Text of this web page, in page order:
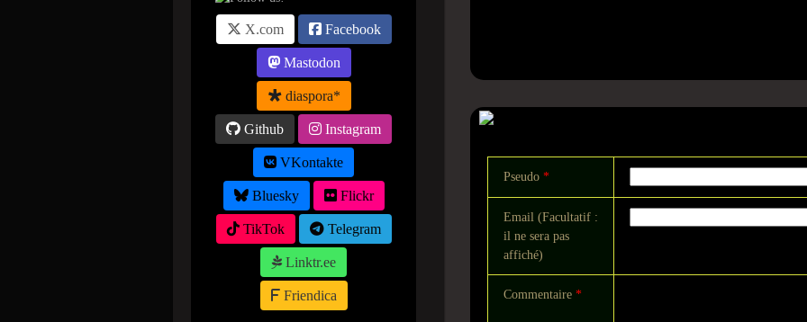
X.com Facebook
Mastodon
diaspora*
Github Instagram
VKontakte
Bluesky Flickr
TikTok Telegram
Linktr.ee
Friendica
Pseudo *
Email (Facultatif :
il ne sera pas
affiché)
Commentaire *